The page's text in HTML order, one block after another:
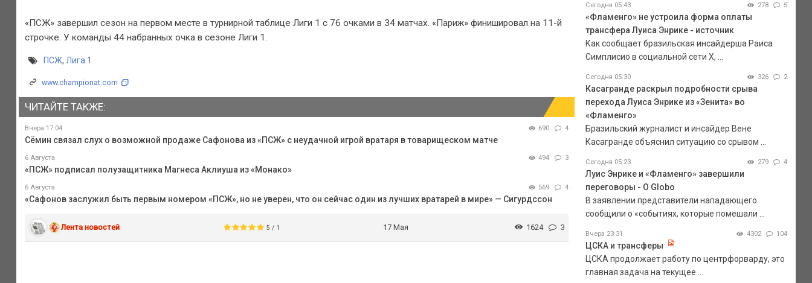
«ПСЖ» завершил сезон на первом месте в турнирной таблице Лиги 1 с 76 очками в 34 матчах. «Париж» финишировал на 11-й
строчке. У команды 44 набранных очка в сезоне Лиги 1.
ПСЖ, Лига 1
www.championat.com
ЧИТАЙТЕ ТАКЖЕ:
Вчера 17:04 690 4
Сёмин связал слух о возможной продаже Сафонова из «ПСЖ» с неудачной игрой вратаря в товарищеском матче
6 Августа 494 3
«ПСЖ» подписал полузащитника Магнеса Аклиуша из «Монако»
6 Августа 569 4
«Сафонов заслужил быть первым номером «ПСЖ», но не уверен, что он сейчас один из лучших вратарей в мире» — Сигурдссон
Лента новостей 5 / 1 17 Мая 1624 3
Сегодня 05:43 278 5
«Фламенго» не устроила форма оплаты
трансфера Луиса Энрике - источник
Как сообщает бразильская инсайдерша Раиса
Симплисио в социальной сети Х, ...
Сегодня 05:30 326 2
Касагранде раскрыл подробности срыва
перехода Луиса Энрике из «Зенита» во
«Фламенго»
Бразильский журналист и инсайдер Вене
Касагранде объяснил ситуацию со срывом ...
Сегодня 05:23 279 4
Луис Энрике и «Фламенго» завершили
переговоры - O Globo
В заявлении представители нападающего
сообщили о «событиях, которые помешали ...
Вчера 23:31 4302 104
ЦСКА и трансферы
ЦСКА продолжает работу по центрфорварду, это
главная задача на текущее ...